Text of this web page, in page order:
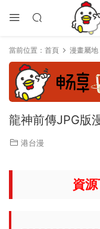
當前位置： 首頁 漫畫屬地
龍神前傳JPG版
港台漫
資源